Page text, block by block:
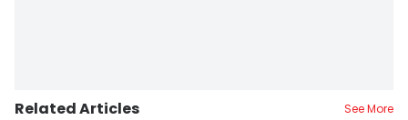
Related Articles See More